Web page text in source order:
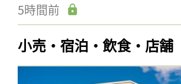
5時間前
小売・宿泊・飲食・店舗